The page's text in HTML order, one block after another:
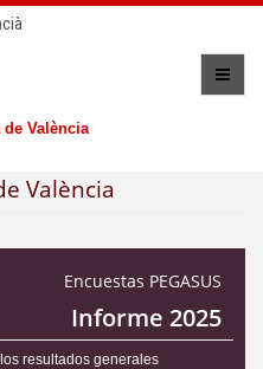
València
València
Encuestas PEGASUS
Informe 2025
resultados generales